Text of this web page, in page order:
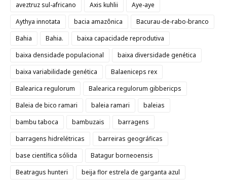
aveztruz sul-africano
Axis kuhlii
Aye-aye
Aythya innotata
bacia amazônica
Bacurau-de-rabo-branco
Bahia
Bahia.
baixa capacidade reprodutiva
baixa densidade populacional
baixa diversidade genética
baixa variabilidade genética
Balaeniceps rex
Balearica regulorum
Balearica regulorum gibbericps
Baleia de bico ramari
baleia ramari
baleias
bambu taboca
bambuzais
barragens
barragens hidrelétricas
barreiras geográficas
base científica sólida
Batagur borneoensis
Beatragus hunteri
beija flor estrela de garganta azul